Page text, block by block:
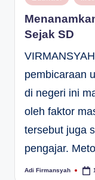
in
Sejak SD
pembicaraan
di negeri ini
oleh faktor
tersebut juga
pengajar.
Posted
Adi Firmansyah